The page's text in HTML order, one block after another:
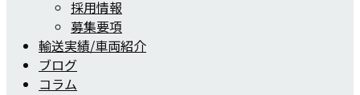
採用情報
募集要項
輸送実績/車両紹介
ブログ
コラム